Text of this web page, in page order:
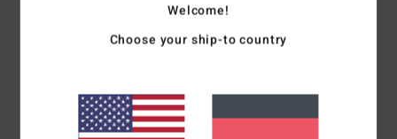
Halter neckline, open front bodice with
Smocking at back bodice
Branding:Metal plate.
Welcome!
Choose your ship-to country